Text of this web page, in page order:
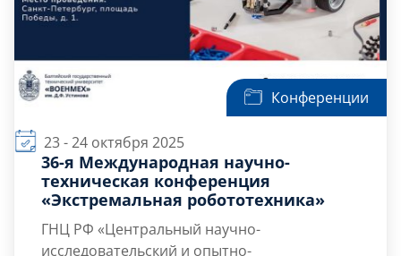
Конференции
23 - 24 октября 2025
36-я Международная научно-
техническая конференция
«Экстремальная робототехника»
ГНЦ РФ «Центральный научно-
исследовательский и опытно-